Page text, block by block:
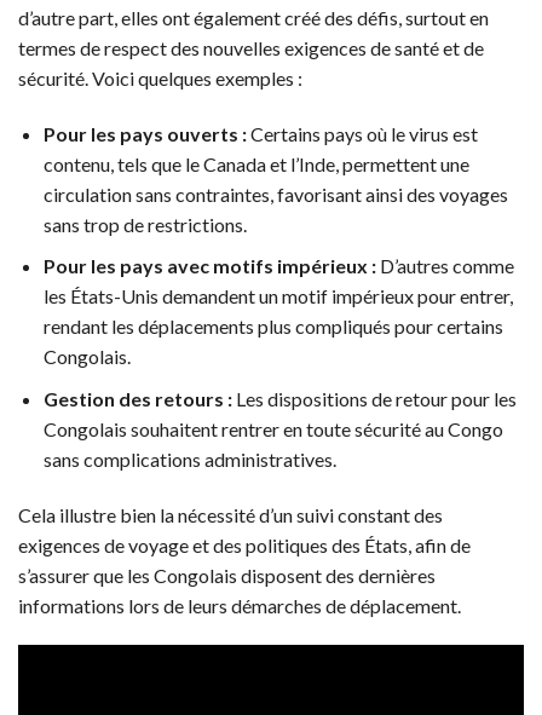
d’autre part, elles ont également créé des défis, surtout en
termes de respect des nouvelles exigences de santé et de
sécurité. Voici quelques exemples :
Pour les pays ouverts :Certains pays où le virus est
contenu, tels que le Canada et l’Inde, permettent une
circulation sans contraintes, favorisant ainsi des voyages
sans trop de restrictions.
Pour les pays avec motifs impérieux :D’autres comme
les États-Unis demandent un motif impérieux pour entrer,
rendant les déplacements plus compliqués pour certains
Congolais.
Gestion des retours :Les dispositions de retour pour les
Congolais souhaitent rentrer en toute sécurité au Congo
sans complications administratives.
Cela illustre bien la nécessité d’un suivi constant des
exigences de voyage et des politiques des États, afin de
s’assurer que les Congolais disposent des dernières
informations lors de leurs démarches de déplacement.